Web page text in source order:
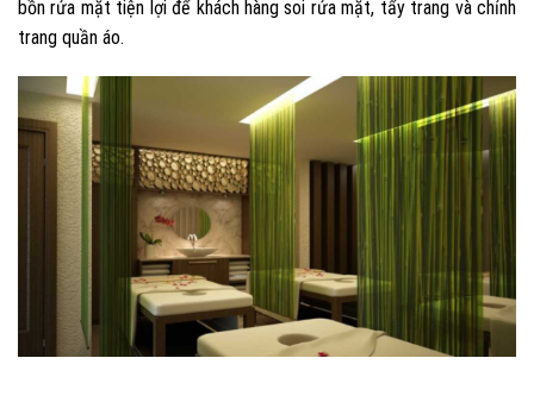
bồn rửa mặt tiện lợi để khách hàng soi rửa mặt, tẩy trang và chỉnh
trang quần áo.